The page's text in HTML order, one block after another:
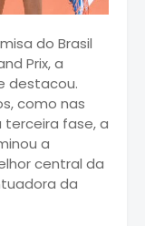
do Brasil
Prix, a
destacou.
como nas
terceira fase, a
a
central da
da